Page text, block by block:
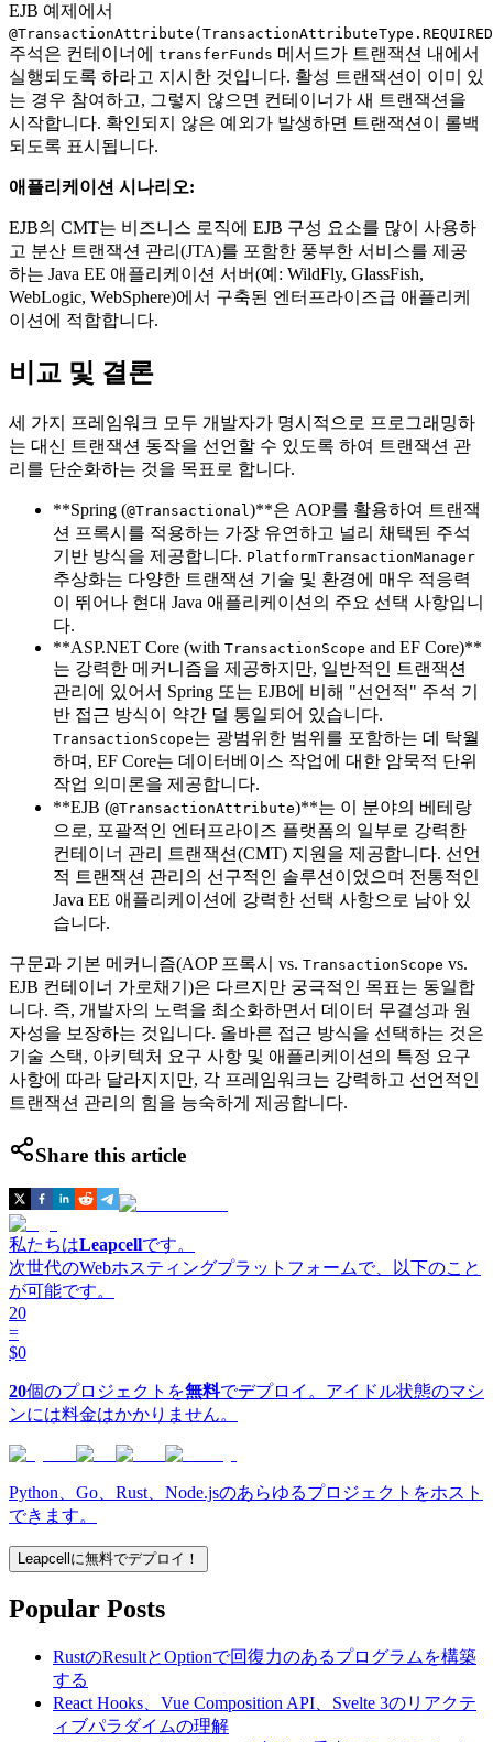
EJB 예제에서
주석은 컨테이너에 transferFunds 메서드가 트랜잭션 내에서
실행되도록 하라고 지시한 것입니다. 활성 트랜잭션이 이미 있
는 경우 참여하고, 그렇지 않으면 컨테이너가 새 트랜잭션을
시작합니다. 확인되지 않은 예외가 발생하면 트랜잭션이 롤백
되도록 표시됩니다.
애플리케이션 시나리오:
EJB의 CMT는 비즈니스 로직에 EJB 구성 요소를 많이 사용하
고 분산 트랜잭션 관리(JTA)를 포함한 풍부한 서비스를 제공
하는 Java EE 애플리케이션 서버(예: WildFly, GlassFish,
WebLogic, WebSphere)에서 구축된 엔터프라이즈급 애플리케
이션에 적합합니다.
비교 및 결론
세 가지 프레임워크 모두 개발자가 명시적으로 프로그래밍하
는 대신 트랜잭션 동작을 선언할 수 있도록 하여 트랜잭션 관
리를 단순화하는 것을 목표로 합니다.
**Spring (@Transactional)**은 AOP를 활용하여 트랜잭
션 프록시를 적용하는 가장 유연하고 널리 채택된 주석
기반 방식을 제공합니다. PlatformTransactionManager
추상화는 다양한 트랜잭션 기술 및 환경에 매우 적응력
이 뛰어나 현대 Java 애플리케이션의 주요 선택 사항입니
다.
**ASP.NET Core (with TransactionScope and EF Core)**
는 강력한 메커니즘을 제공하지만, 일반적인 트랜잭션
관리에 있어서 Spring 또는 EJB에 비해 "선언적" 주석 기
반 접근 방식이 약간 덜 통일되어 있습니다.
TransactionScope는 광범위한 범위를 포함하는 데 탁월
하며, EF Core는 데이터베이스 작업에 대한 암묵적 단위
작업 의미론을 제공합니다.
**EJB (@TransactionAttribute)**는 이 분야의 베테랑
으로, 포괄적인 엔터프라이즈 플랫폼의 일부로 강력한
컨테이너 관리 트랜잭션(CMT) 지원을 제공합니다. 선언
적 트랜잭션 관리의 선구적인 솔루션이었으며 전통적인
Java EE 애플리케이션에 강력한 선택 사항으로 남아 있
습니다.
구문과 기본 메커니즘(AOP 프록시 vs. TransactionScope vs.
EJB 컨테이너 가로채기)은 다르지만 궁극적인 목표는 동일합
니다. 즉, 개발자의 노력을 최소화하면서 데이터 무결성과 원
자성을 보장하는 것입니다. 올바른 접근 방식을 선택하는 것은
기술 스택, 아키텍처 요구 사항 및 애플리케이션의 특정 요구
사항에 따라 달라지지만, 각 프레임워크는 강력하고 선언적인
트랜잭션 관리의 힘을 능숙하게 제공합니다.
Share this article
私たちはLeapcellです。
次世代のWebホスティングプラットフォームで、以下のこと
が可能です。
20
=
$0
20個のプロジェクトを無料でデプロイ。アイドル状態のマシ
ンには料金はかかりません。
Python、Go、Rust、Node.jsのあらゆるプロジェクトをホスト
できます。
Leapcellに無料でデプロイ！
Popular Posts
RustのResultとOptionで回復力のあるプログラムを構築
する
React Hooks、Vue Composition API、Svelte 3のリアクテ
ィブパラダイムの理解